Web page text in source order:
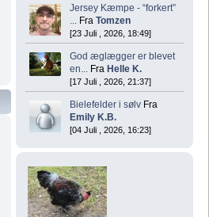
Jersey Kæmpe - “forkert”
... Fra Tomzen
[23 Juli , 2026, 18:49]
God æglægger er blevet
en... Fra Helle K.
[17 Juli , 2026, 21:37]
Bielefelder i sølv Fra
Emily K.B.
[04 Juli , 2026, 16:23]